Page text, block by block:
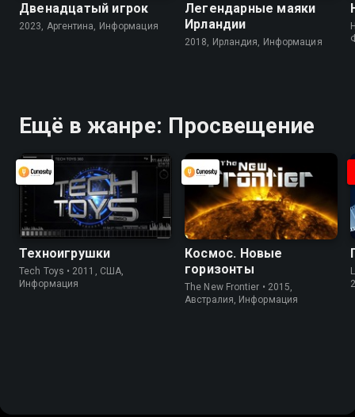
Двенадцатый игрок
2023, Аргентина, Информация
Легендарные маяки
Ирландии
2018, Ирландия, Информация
Ещё в жанре: Просвещение
Техноигрушки
Tech Toys • 2011, США,
Информация
Космос. Новые
горизонты
The New Frontier • 2015,
Австралия, Информация